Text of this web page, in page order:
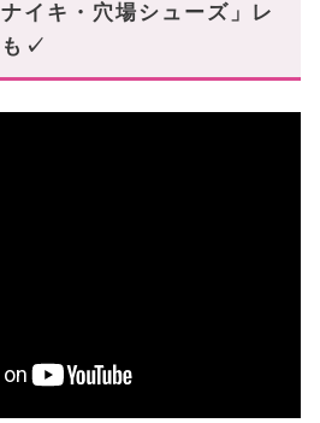
イキ・穴場シューズ」レ
も✓